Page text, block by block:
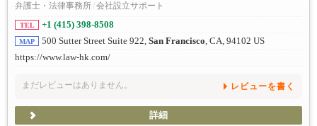
弁護士・法律事務所/会社設立サポート
TEL +1 (415) 398-8508
MAP 500 Sutter Street Suite 922, San Francisco, CA, 94102 US
https://www.law-hk.com/
まだレビューはありません。 レビューを書く
詳細